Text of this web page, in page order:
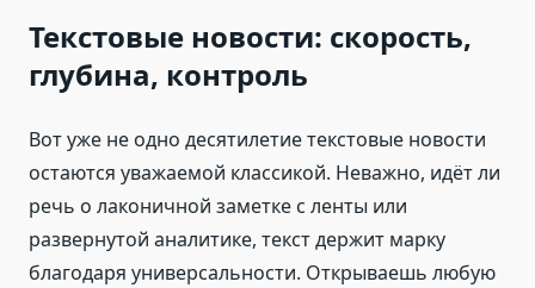
Текстовые новости: скорость,
глубина, контроль
Вот уже не одно десятилетие текстовые новости
остаются уважаемой классикой. Неважно, идёт ли
речь о лаконичной заметке с ленты или
развернутой аналитике, текст держит марку
благодаря универсальности. Открываешь любую